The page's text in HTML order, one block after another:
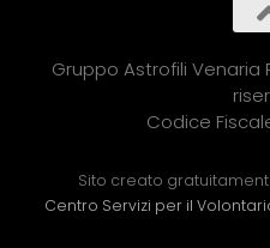
Gruppo Astrofili Venaria
Codice
Sito creato
Centro Servizi per il